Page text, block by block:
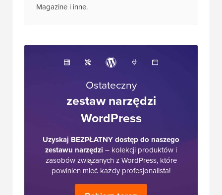
Magazine i inne.
Ostateczny
zestaw narzędzi
WordPress
Uzyskaj BEZPŁATNY dostęp do naszego
zestawu narzędzi – kolekcji produktów i
zasobów związanych z WordPress, które
powinien mieć każdy profesjonalista!